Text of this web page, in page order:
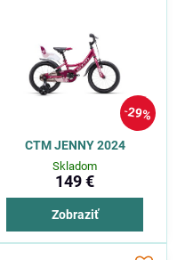
29%
CTM JENNY 2024
Skladom
149 €
Zobraziť